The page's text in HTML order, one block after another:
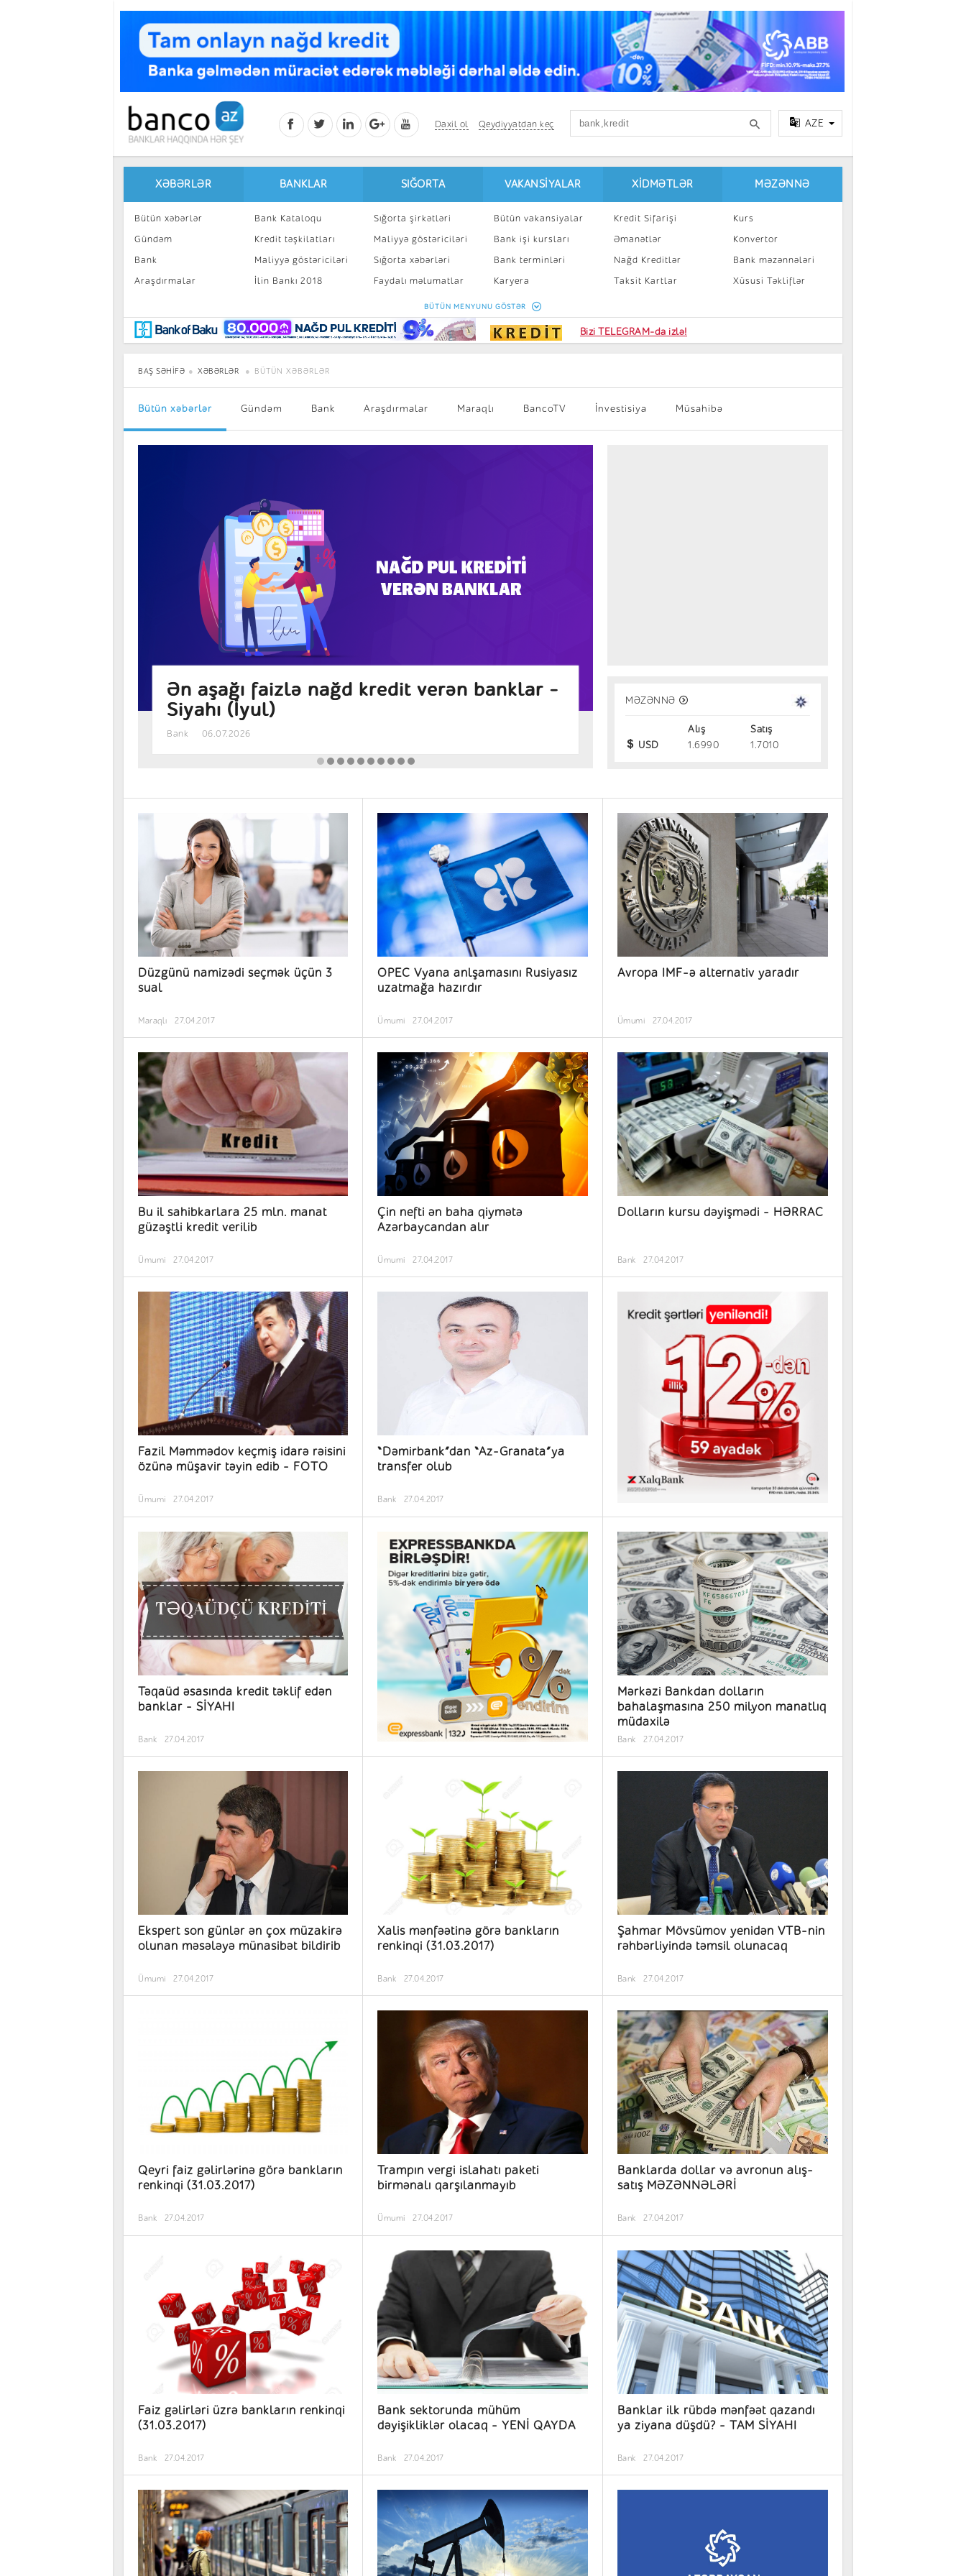
Daxil ol Qeydiyyatdan keç AZE
XƏBƏRLƏR
Bütün xəbərlər
Gündəm
Bank
Araşdırmalar
Maraqlı
BancoTV
Müsahibə
BANKLAR
Bank Kataloqu
Kredit təşkilatları
Maliyyə göstəriciləri
İlin Bankı 2018
SIĞORTA
Sığorta şirkətləri
Maliyyə göstəriciləri
Sığorta xəbərləri
Faydalı məlumatlar
Sığorta kalkulyatoru
VAKANSIYALAR
Bütün vakansiyalar
Bank işi kursları
Bank terminləri
Karyera
Peşakar inkişaf
XIDMƏTLƏR
Kredit Sifarişi
Əmanətlər
Nağd Kreditlər
Taksit Kartlar
Kart sifarişi
MƏZƏNNƏ
Kurs
Konvertor
Bank məzənnələri
Xüsusi Təkliflər
BÜTÜN MENYUNU GÖSTƏR
Bizi TELEGRAM-da izlə!
BAŞ SƏHIFƏ XƏBƏRLƏR BÜTÜN XƏBƏRLƏR
Bütün xəbərlər Gündəm Bank Araşdırmalar Maraqlı BancoTV İnvestisiya Müsahibə
Manat əmanəti hansı banklarda daha
sərfəlidir? – Faizlər (Avqust 2026)
Bank 05.08.2026
İnvestisiya alətləri: Gəlir, risk və
31.07.2026
MƏZƏNNƏ
Alış
Satış
USD
1.6990 1.7010
Düzgünü namizədi seçmək üçün 3
sual
Maraqlı 27.04.2017
OPEC Vyana anlşamasını Rusiyasız
uzatmağa hazırdır
Ümumi 27.04.2017
Avropa IMF-ə alternativ yaradır
Ümumi 27.04.2017
Bu il sahibkarlara 25 mln. manat
güzəştli kredit verilib
Ümumi 27.04.2017
Çin nefti ən baha qiymətə
Azərbaycandan alır
Ümumi 27.04.2017
Dolların kursu dəyişmədi - HƏRRAC
Bank 27.04.2017
Fazil Məmmədov keçmiş idarə rəisini
özünə müşavir təyin edib - FOTO
Ümumi 27.04.2017
“Dəmirbank”dan “Az-Granata”ya
transfer olub
Bank 27.04.2017
Təqaüd əsasında kredit təklif edən
banklar - SİYAHI
Bank 27.04.2017
Mərkəzi Bankdan dolların
bahalaşmasına 250 milyon manatlıq
müdaxilə
Bank 27.04.2017
Ekspert son günlər ən çox müzakirə
olunan məsələyə münasibət bildirib
Ümumi 27.04.2017
Xalis mənfəətinə görə bankların
renkinqi (31.03.2017)
Bank 27.04.2017
Şahmar Mövsümov yenidən VTB-nin
rəhbərliyində təmsil olunacaq
Bank 27.04.2017
Qeyri faiz gəlirlərinə görə bankların
renkinqi (31.03.2017)
Bank 27.04.2017
Trampın vergi islahatı paketi
birmənalı qarşılanmayıb
Ümumi 27.04.2017
Banklarda dollar və avronun alış-
satış MƏZƏNNƏLƏRİ
Bank 27.04.2017
Faiz gəlirləri üzrə bankların renkinqi
(31.03.2017)
Bank 27.04.2017
Bank sektorunda mühüm
dəyişikliklər olacaq – YENİ QAYDA
Bank 27.04.2017
Banklar ilk rübdə mənfəət qazandı
ya ziyana düşdü? - TAM SİYAHI
Bank 27.04.2017